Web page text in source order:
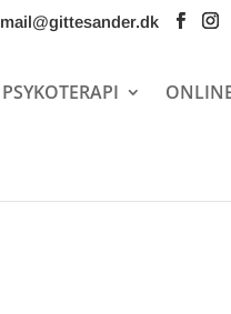
mail@gittesander.dk
PSYKOTERAPI